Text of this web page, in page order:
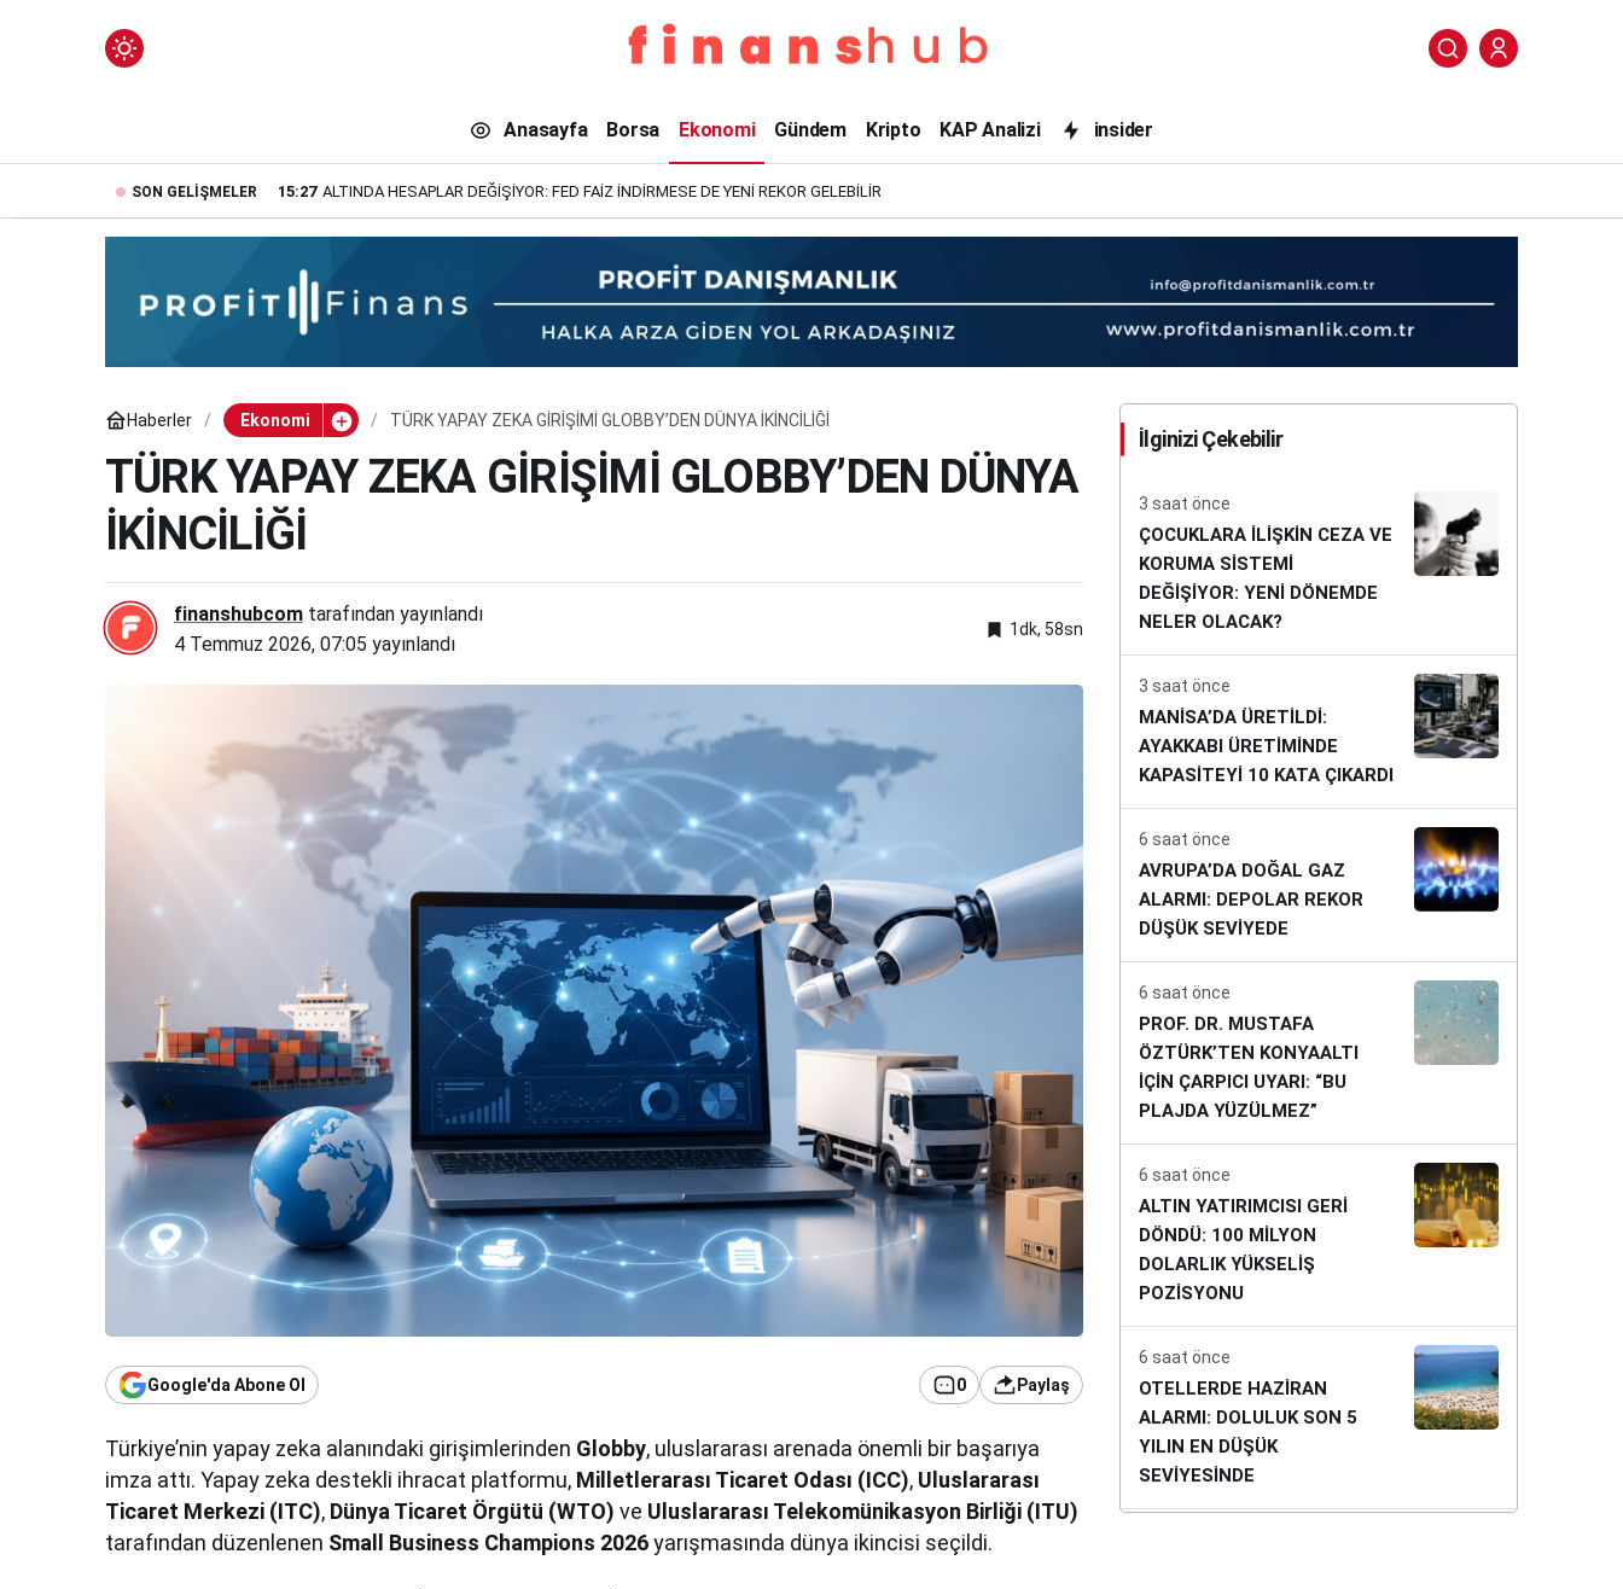
Mod
Anasayfa Borsa Ekonomi Gündem Kripto KAP Analizi insider
SON GELIŞMELER 15:27 ALTINDA HESAPLAR DEĞİŞİYOR: FED FAİZ İNDİRMESE DE YENİ REKOR GELEBİLİR
Haberler Ekonomi TÜRK YAPAY ZEKA GİRİŞİMİ GLOBBY’DEN DÜNYA İKİNCİLİĞİ
TÜRK YAPAY ZEKA GİRİŞİMİ GLOBBY’DEN DÜNYA
İKİNCİLİĞİ
finanshubcom tarafından yayınlandı
4 Temmuz 2026, 07:05 yayınlandı
1dk, 58sn
Google'da Abone Ol 0 Paylaş
Türkiye’nin yapay zeka alanındaki girişimlerinden Globby, uluslararası arenada önemli bir başarıya
imza attı. Yapay zeka destekli ihracat platformu, Milletlerarası Ticaret Odası (ICC), Uluslararası
Ticaret Merkezi (ITC), Dünya Ticaret Örgütü (WTO) ve Uluslararası Telekomünikasyon Birliği (ITU)
tarafından düzenlenen Small Business Champions 2026yarışmasında dünya ikincisi seçildi.
İlginizi Çekebilir
3 saat önce
ÇOCUKLARA İLİŞKİN CEZA VE
KORUMA SİSTEMİ
DEĞİŞİYOR: YENİ DÖNEMDE
NELER OLACAK?
3 saat önce
MANİSA’DA ÜRETİLDİ:
AYAKKABI ÜRETİMİNDE
KAPASİTEYİ 10 KATA ÇIKARDI
6 saat önce
AVRUPA’DA DOĞAL GAZ
ALARMI: DEPOLAR REKOR
DÜŞÜK SEVİYEDE
6 saat önce
PROF. DR. MUSTAFA
ÖZTÜRK’TEN KONYAALTI
İÇİN ÇARPICI UYARI: “BU
PLAJDA YÜZÜLMEZ”
6 saat önce
ALTIN YATIRIMCISI GERİ
DÖNDÜ: 100 MİLYON
DOLARLIK YÜKSELİŞ
POZİSYONU
6 saat önce
OTELLERDE HAZİRAN
ALARMI: DOLULUK SON 5
YILIN EN DÜŞÜK
SEVİYESİNDE